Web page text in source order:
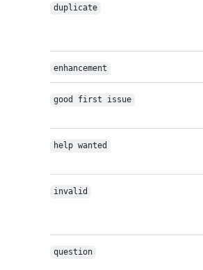
duplicate
enhancement
good first issue
help wanted
invalid
question